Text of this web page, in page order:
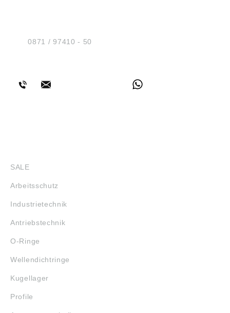
Tel.:0871 / 97410 - 50
SALE
Arbeitsschutz
Industrietechnik
Antriebstechnik
O-Ringe
Wellendichtringe
Kugellager
Profile